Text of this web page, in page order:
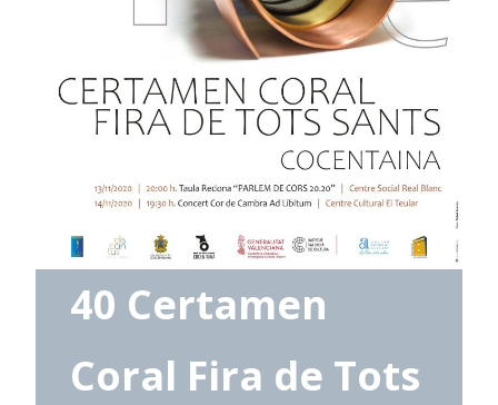
40 Certamen
Coral Fira de Tots